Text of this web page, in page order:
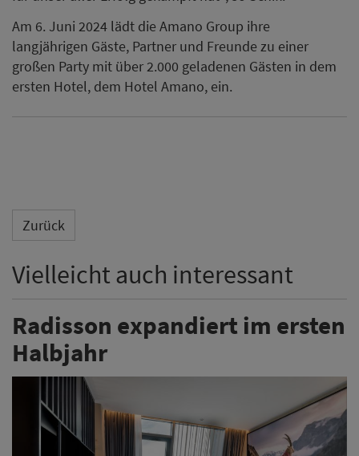
Am 6. Juni 2024 lädt die Amano Group ihre
langjährigen Gäste, Partner und Freunde zu einer
großen Party mit über 2.000 geladenen Gästen in dem
ersten Hotel, dem Hotel Amano, ein.
Zurück
Vielleicht auch interessant
Radisson expandiert im ersten
Halbjahr